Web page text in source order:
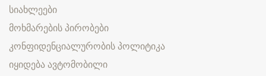
სიახლეები
მოხმარების პირობები
კონფიდენციალურობის პოლიტიკა
იყიდება ავტომობილი